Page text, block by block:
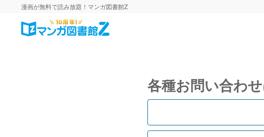
漫画が無料で読み放題！マンガ図書館Z
各種お問い合わ